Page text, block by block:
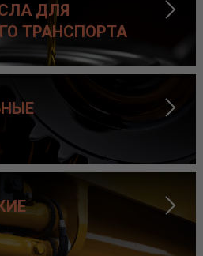
ДЛЯ
ТРАНСПОРТА